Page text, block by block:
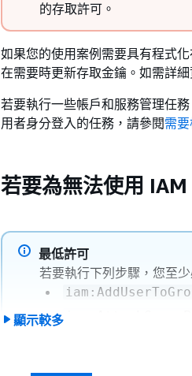
的存取許可。
如果您的使用案例需要具有程式
在需要時更新存取金鑰。如需詳
若要執行一些帳戶和服務管理任
用者身分登入的任務，請參閱需
若要為無法使用
最低許可
若要執行下列步驟，您至
顯示較多